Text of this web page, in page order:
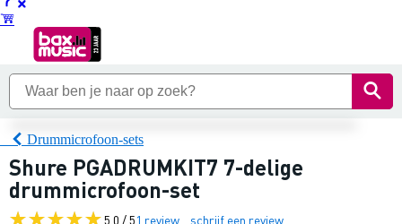
Drummicrofoon-sets
Shure PGADRUMKIT7 7-delige
drummicrofoon-set
5,0 / 51 review schrijf een review